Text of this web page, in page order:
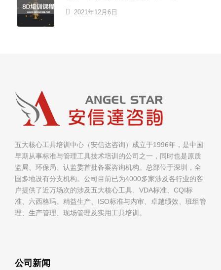
2021年12月6日
五大核心工具培训中心（安信达咨询）成立于1996年，是中国
早期从事标准与管理工具技术培训的公司之一，同时也是原质
监局、环保局、认监委首批备案咨询机构。总部位于深圳，全
国多地设有分支机构。公司目前已为4000多家涉及各行业的客
户提供了近万场次的涉及五大核心工具、VDA标准、CQI标
准、六西格玛、精益生产、ISO标准与内审、卓越绩效、班组管
理、生产管理、现场管理及实用工具培训。
公司新闻